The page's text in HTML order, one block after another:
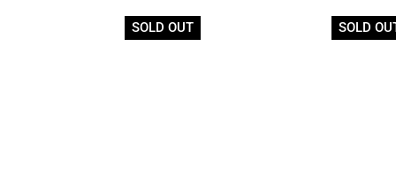
SOLD OUT SOLD